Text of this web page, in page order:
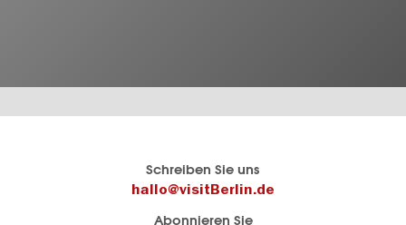
Schreiben Sie uns
hallo@visitBerlin.de
Abonnieren Sie